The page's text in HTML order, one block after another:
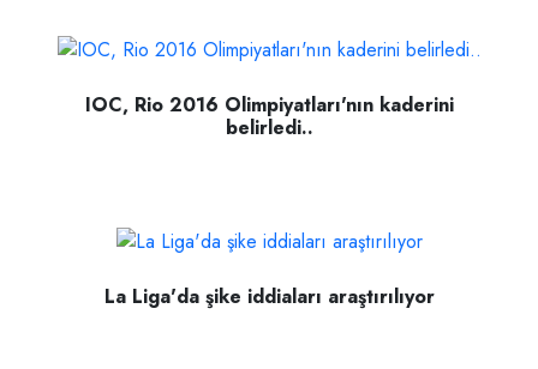
IOC, Rio 2016 Olimpiyatları'nın kaderini
belirledi..
La Liga'da şike iddiaları araştırılıyor